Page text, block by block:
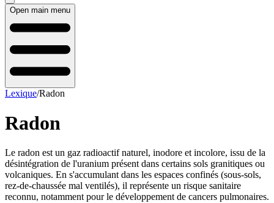
Open main menu
Lexique/Radon
Radon
Le radon est un gaz radioactif naturel, inodore et incolore, issu de la
désintégration de l'uranium présent dans certains sols granitiques ou
volcaniques. En s'accumulant dans les espaces confinés (sous-sols,
rez-de-chaussée mal ventilés), il représente un risque sanitaire
reconnu, notamment pour le développement de cancers pulmonaires.